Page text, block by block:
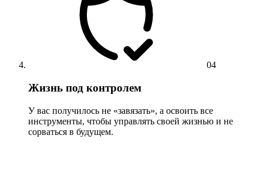
04
Жизнь под контролем
У вас получилось не «завязать», а освоить все
инструменты, чтобы управлять своей жизнью и не
сорваться в будущем.